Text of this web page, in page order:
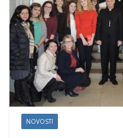
NOVOSTI